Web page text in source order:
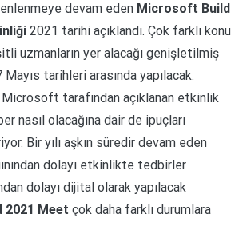
devam eden Microsoft Build
2021 tarihi açıklandı. Çok farklı konu
uzmanların yer alacağı genişletilmiş
tarihleri arasında yapılacak.
Microsoft tarafından açıklanan etkinlik
nasıl olacağına dair de ipuçları
Bir yılı aşkın süredir devam eden
dolayı etkinlikte tedbirler
dolayı dijital olarak yapılacak
Meet çok daha farklı durumlara